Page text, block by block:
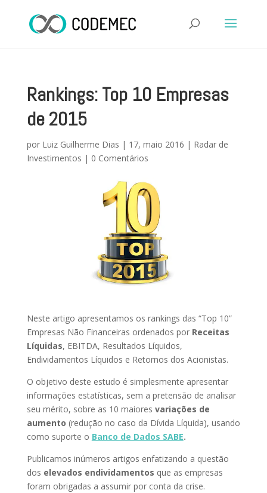
Rankings: Top 10 Empresas
de 2015
por Luiz Guilherme Dias | 17, maio 2016 | Radar de
Investimentos | 0 Comentários
Neste artigo apresentamos os rankings das “Top 10”
Empresas Não Financeiras ordenados por Receitas
Líquidas, EBITDA, Resultados Líquidos,
Endividamentos Líquidos e Retornos dos Acionistas.
O objetivo deste estudo é simplesmente apresentar
informações estatísticas, sem a pretensão de analisar
seu mérito, sobre as 10 maiores variações de
aumento (redução no caso da Dívida Líquida), usando
como suporte o Banco de Dados SABE.
Publicamos inúmeros artigos enfatizando a questão
dos elevados endividamentos que as empresas
foram obrigadas a assumir por conta da crise.